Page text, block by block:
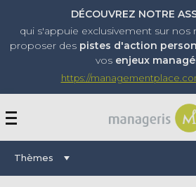
DÉCOUVREZ NOTRE
qui s'appuie exclusivement sur nos
proposer des pistes d'action
vos enjeux
https://
AFFICHER OU
Thèmes